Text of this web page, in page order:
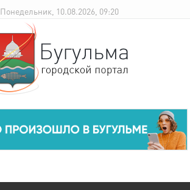
Понедельник, 10.08.2026, 09:20